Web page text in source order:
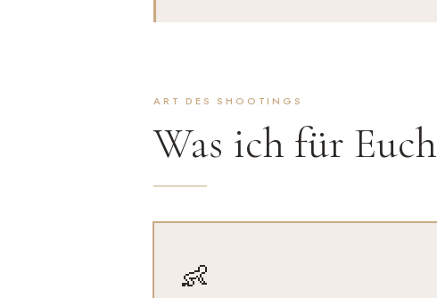
ART DES SHOOTINGS
Was ich für Euch
👶